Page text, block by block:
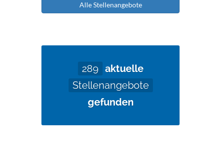
Alle Stellenangebote
289 aktuelle
Stellenangebote
gefunden